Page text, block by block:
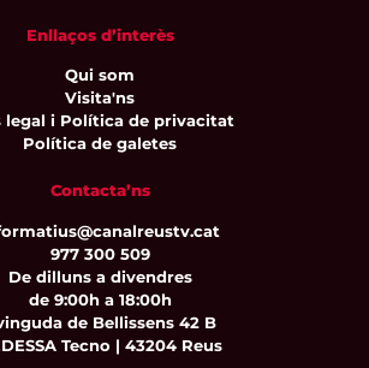
Enllaços d’interès
Qui som
Visita'ns
legal i Política de privacitat
Política de galetes
Contacta’ns
977 300 509
De dilluns a divendres
de 9:00h a 18:00h
de Bellissens 42 B
Tecno | 43204 Reus